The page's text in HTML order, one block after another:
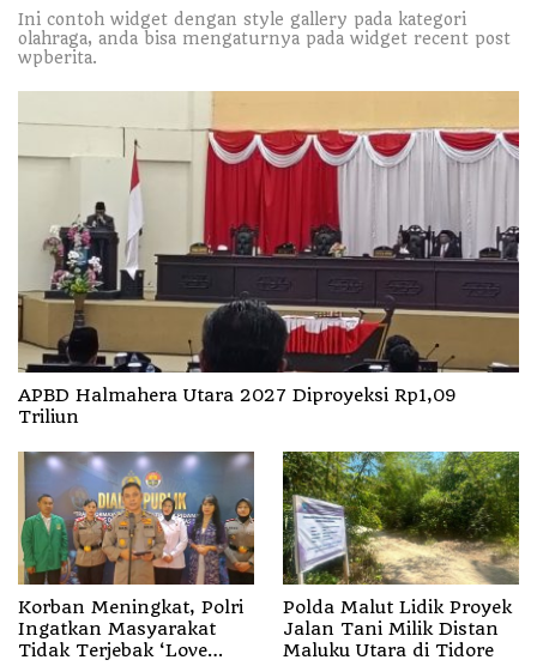
Ini contoh widget dengan style gallery pada kategori
olahraga, anda bisa mengaturnya pada widget recent post
wpberita.
APBD Halmahera Utara 2027 Diproyeksi Rp1,09
Triliun
Korban Meningkat, Polri
Ingatkan Masyarakat
Tidak Terjebak ‘Love
Polda Malut Lidik Proyek
Jalan Tani Milik Distan
Maluku Utara di Tidore